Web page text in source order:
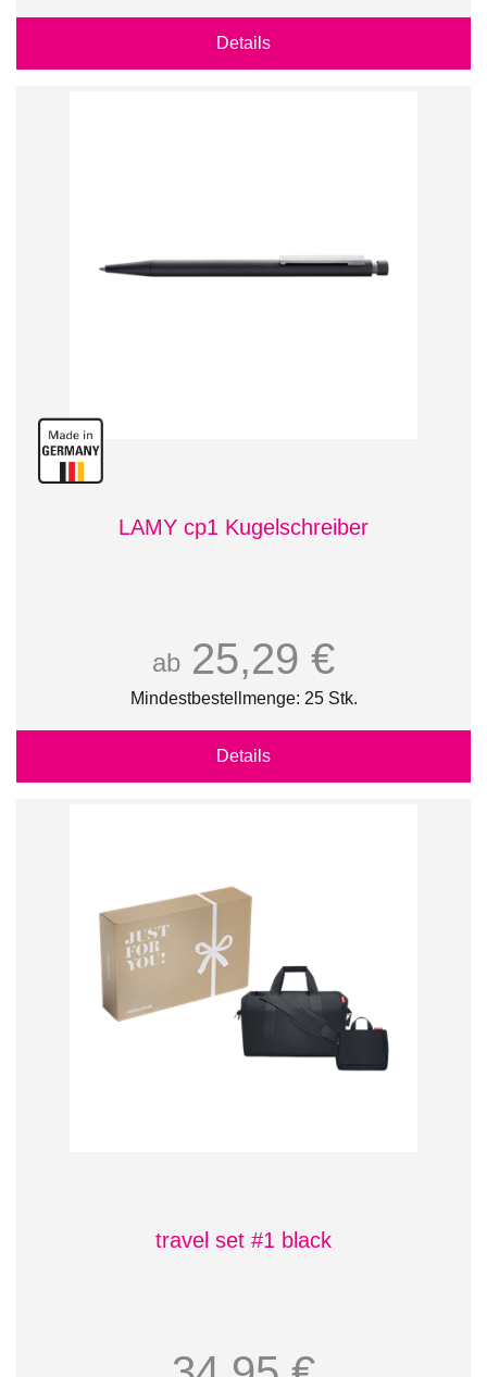
Details
LAMY cp1 Kugelschreiber
ab 25,29 €
Mindestbestellmenge: 25 Stk.
Details
travel set #1 black